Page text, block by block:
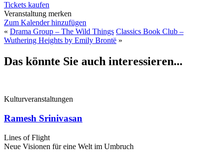
Tickets kaufen
Veranstaltung merken
Zum Kalender hinzufügen
« Drama Group – The Wild Things Classics Book Club –
Wuthering Heights by Emily Brontë »
Das könnte Sie auch interessieren...
Kulturveranstaltungen
Ramesh Srinivasan
Lines of Flight
Neue Visionen für eine Welt im Umbruch